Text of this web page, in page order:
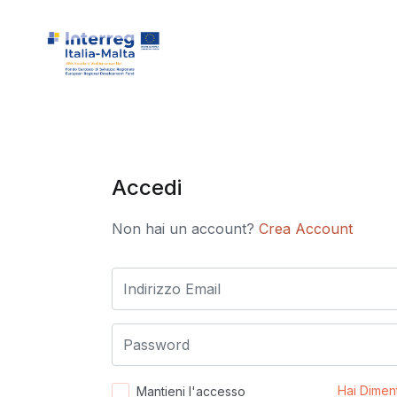
Accedi
Non hai un account? Crea Account
Mantieni l'accesso Hai